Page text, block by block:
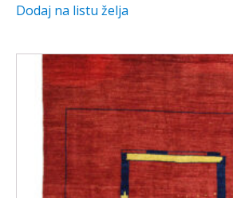
Dodaj na listu želja